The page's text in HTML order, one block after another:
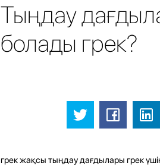
Тыңдау
болады грек?
грек жақсы тыңдау дағдылары грек